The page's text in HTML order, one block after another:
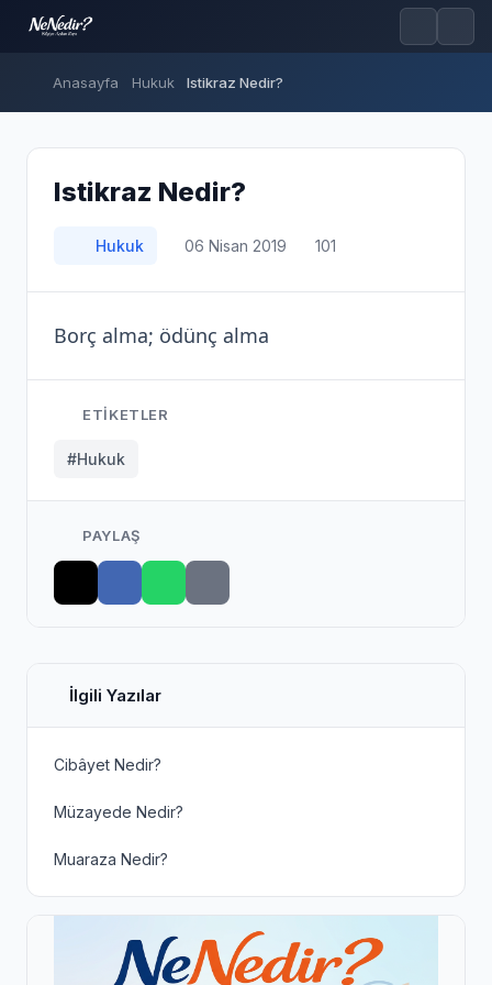
Anasayfa Hukuk Istikraz Nedir?
Istikraz Nedir?
Hukuk 06 Nisan 2019 101
Borç alma; ödünç alma
ETIKETLER
#Hukuk
PAYLAŞ
İlgili Yazılar
Cibâyet Nedir?
Müzayede Nedir?
Muaraza Nedir?